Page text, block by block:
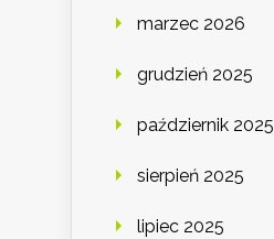
marzec 2026
grudzień 2025
październik 2025
sierpień 2025
lipiec 2025